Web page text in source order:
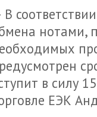
В
нотами,
в силу
ЕЭК